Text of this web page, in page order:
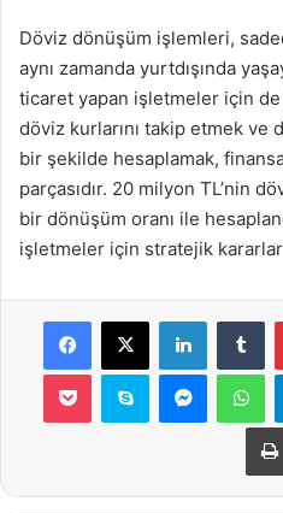
Döviz dönüşüm işlemleri,
aynı zamanda yurtdışında
ticaret yapan işletmeler için
döviz kurlarını takip etmek ve
bir şekilde hesaplamak,
parçasıdır. 20 milyon TL’nin
bir dönüşüm oranı ile
işletmeler için stratejik kararlar
Facebook
X LinkedIn
Pocket Skype